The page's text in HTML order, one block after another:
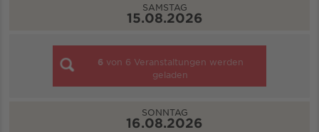
SAMSTAG
15.08.2026
6 von 6 Veranstaltungen werden
geladen
SONNTAG
16.08.2026